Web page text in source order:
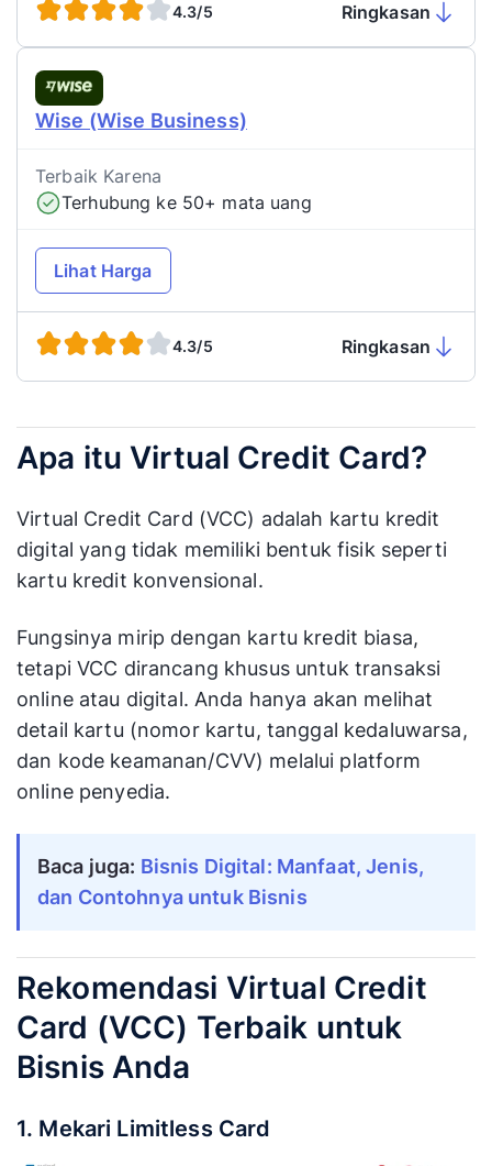
4.3/5 Ringkasan
Wise (Wise Business)
Terbaik Karena
Terhubung ke 50+ mata uang
Lihat Harga
4.3/5 Ringkasan
Apa itu Virtual Credit Card?
Virtual Credit Card (VCC) adalah kartu kredit
digital yang tidak memiliki bentuk fisik seperti
kartu kredit konvensional.
Fungsinya mirip dengan kartu kredit biasa,
tetapi VCC dirancang khusus untuk transaksi
online atau digital. Anda hanya akan melihat
detail kartu (nomor kartu, tanggal kedaluwarsa,
dan kode keamanan/CVV) melalui platform
online penyedia.
Baca juga: Bisnis Digital: Manfaat, Jenis,
dan Contohnya untuk Bisnis
Rekomendasi Virtual Credit
Card (VCC) Terbaik untuk
Bisnis Anda
1. Mekari Limitless Card